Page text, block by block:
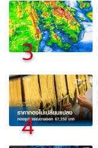
3
4